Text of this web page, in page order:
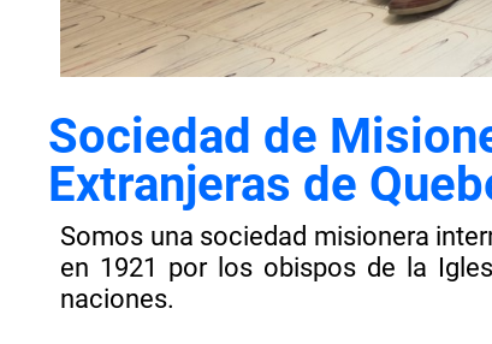
Sociedad de
Extranjeras de
Somos una sociedad misionera
en 1921 por los obispos de la
naciones.